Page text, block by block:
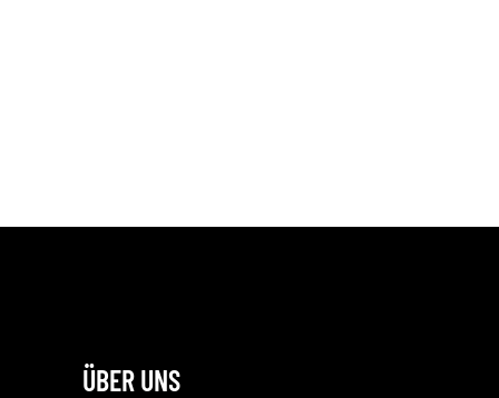
ÜBER UNS